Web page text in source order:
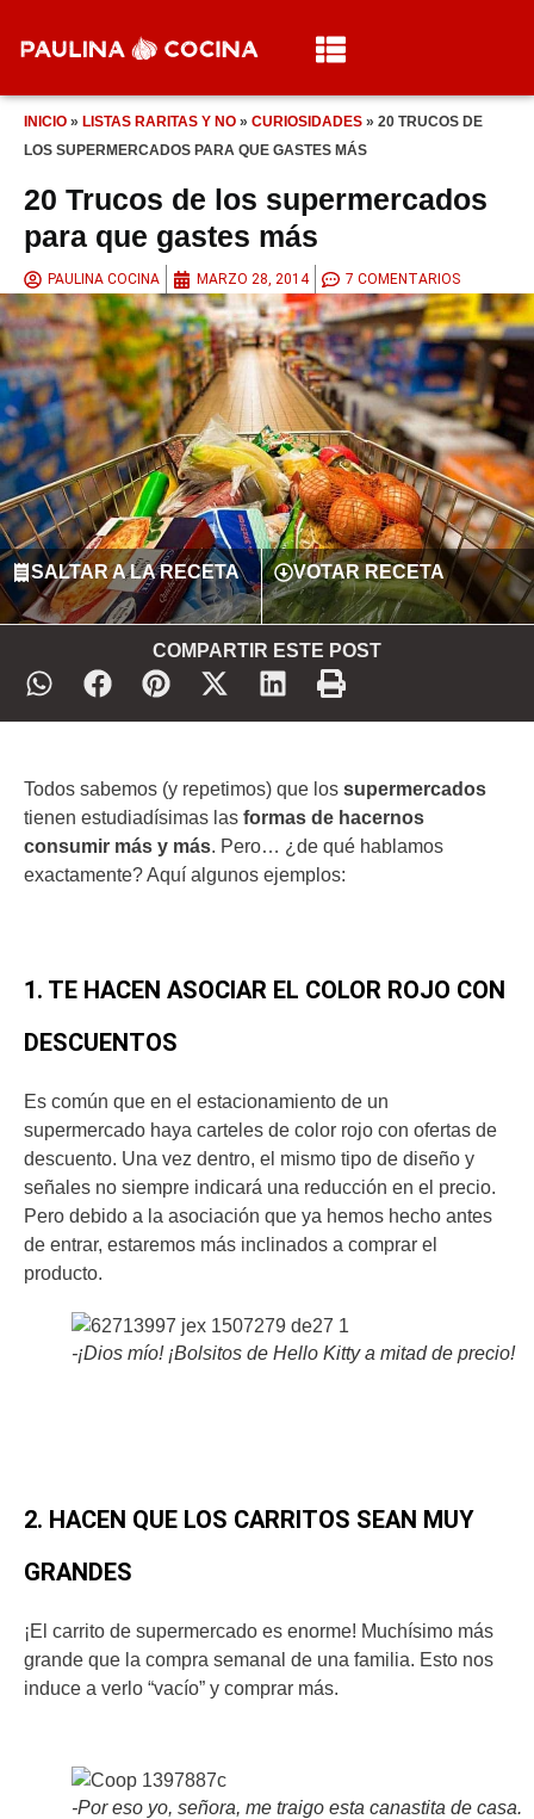
INICIO » LISTAS RARITAS Y NO » CURIOSIDADES » 20 TRUCOS DE
LOS SUPERMERCADOS PARA QUE GASTES MÁS
20 Trucos de los supermercados
para que gastes más
PAULINA COCINA MARZO 28, 2014 7 COMENTARIOS
SALTAR A LA RECETA VOTAR RECETA
COMPARTIR ESTE POST
Todos sabemos (y repetimos) que los supermercados
tienen estudiadísimas las formas de hacernos
consumir más y más. Pero… ¿de qué hablamos
exactamente? Aquí algunos ejemplos:
1. TE HACEN ASOCIAR EL COLOR ROJO CON
DESCUENTOS
Es común que en el estacionamiento de un
supermercado haya carteles de color rojo con ofertas de
descuento. Una vez dentro, el mismo tipo de diseño y
señales no siempre indicará una reducción en el precio.
Pero debido a la asociación que ya hemos hecho antes
de entrar, estaremos más inclinados a comprar el
producto.
-¡Dios mío! ¡Bolsitos de Hello Kitty a mitad de precio!
2. HACEN QUE LOS CARRITOS SEAN MUY
GRANDES
¡El carrito de supermercado es enorme! Muchísimo más
grande que la compra semanal de una familia. Esto nos
induce a verlo “vacío” y comprar más.
-Por eso yo, señora, me traigo esta canastita de casa.